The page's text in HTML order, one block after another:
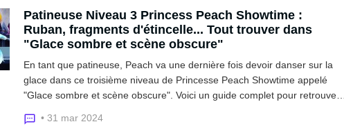
Patineuse Niveau 3 Princess Peach Showtime :
Ruban, fragments d'étincelle... Tout trouver dans
"Glace sombre et scène obscure"
En tant que patineuse, Peach va une dernière fois devoir danser sur la
glace dans ce troisième niveau de Princesse Peach Showtime appelé
"Glace sombre et scène obscure". Voici un guide complet pour retrouver
• 31 mar 2024